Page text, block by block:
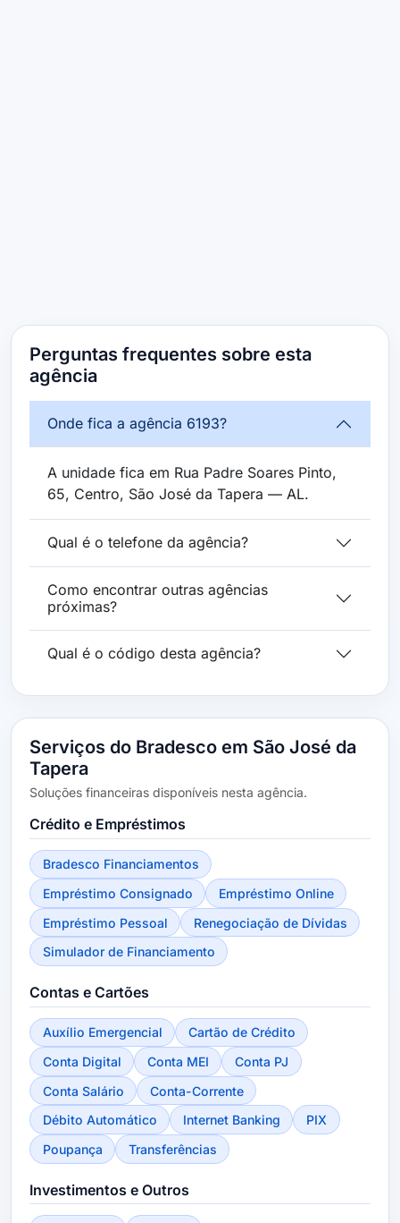
Perguntas frequentes sobre esta
agência
Onde fica a agência 6193?
A unidade fica em Rua Padre Soares Pinto,
65, Centro, São José da Tapera — AL.
Qual é o telefone da agência?
Como encontrar outras agências
próximas?
Qual é o código desta agência?
Serviços do Bradesco em São José da
Tapera
Soluções financeiras disponíveis nesta agência.
Crédito e Empréstimos
Bradesco Financiamentos
Empréstimo Consignado
Empréstimo Online
Empréstimo Pessoal
Renegociação de Dívidas
Simulador de Financiamento
Contas e Cartões
Auxílio Emergencial
Cartão de Crédito
Conta Digital
Conta MEI
Conta PJ
Conta Salário
Conta-Corrente
Débito Automático
Internet Banking
PIX
Poupança
Transferências
Investimentos e Outros